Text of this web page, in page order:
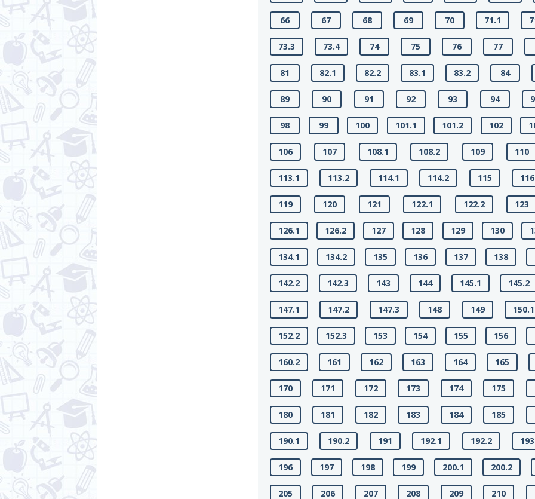
66 67 68 69 70 71.1
73.3 73.4 74 75 76 77
81 82.1 82.2 83.1 83.2 84
89 90 91 92 93 94
98 99 100 101.1 101.2 102
106 107 108.1 108.2 109 110
113.1 113.2 114.1 114.2 115 116
119 120 121 122.1 122.2 123
126.1 126.2 127 128 129 130
134.1 134.2 135 136 137 138
142.2 142.3 143 144 145.1 145.2
147.1 147.2 147.3 148 149 150.1
152.2 152.3 153 154 155 156
160.2 161 162 163 164 165
170 171 172 173 174 175
180 181 182 183 184 185
190.1 190.2 191 192.1 192.2 193
196 197 198 199 200.1 200.2
205 206 207 208 209 210